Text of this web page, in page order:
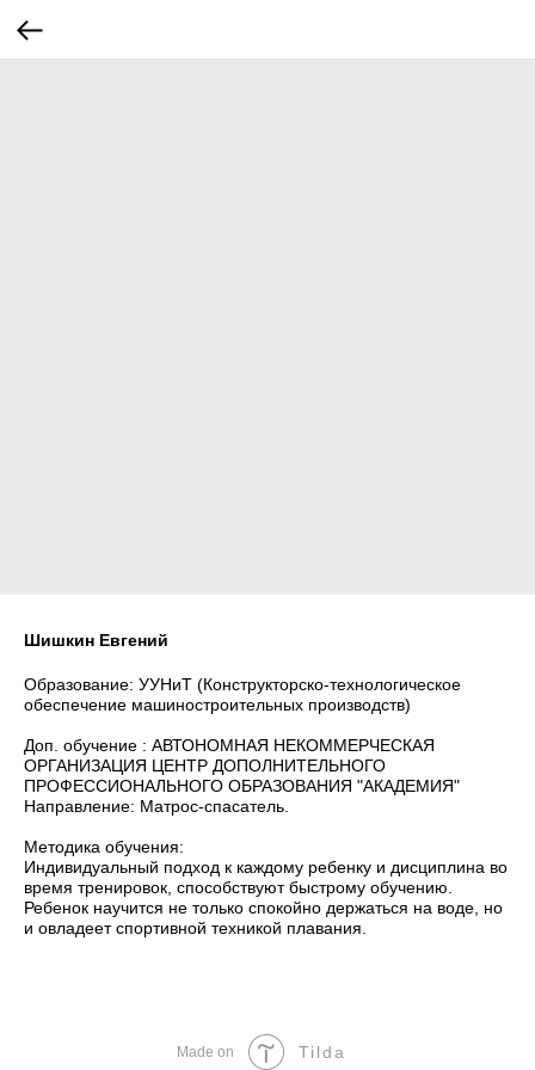
Шишкин Евгений
Образование: УУНиТ (Конструкторско-технологическое
обеспечение машиностроительных производств)
Доп. обучение : АВТОНОМНАЯ НЕКОММЕРЧЕСКАЯ
ОРГАНИЗАЦИЯ ЦЕНТР ДОПОЛНИТЕЛЬНОГО
ПРОФЕССИОНАЛЬНОГО ОБРАЗОВАНИЯ "АКАДЕМИЯ"
Направление: Матрос-спасатель.
Методика обучения:
Индивидуальный подход к каждому ребенку и дисциплина во
время тренировок, способствуют быстрому обучению.
Ребенок научится не только спокойно держаться на воде, но
и овладеет спортивной техникой плавания.
Made on Tilda